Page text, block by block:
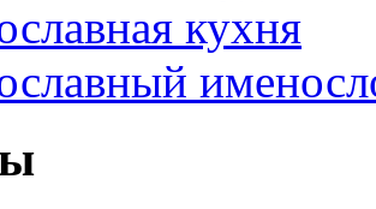
кухня